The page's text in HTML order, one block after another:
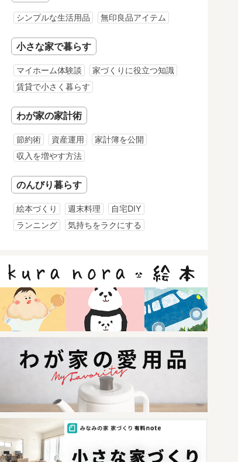
シンプルな生活用品 無印良品アイテム
小さな家で暮らす
マイホーム体験談
家づくりに役立つ知識
賃貸で小さく暮らす
わが家の家計術
節約術 資産運用
家計簿を公開
収入を増やす方法
のんびり暮らす
絵本づくり 週末料理
自宅DIY
ランニング
気持ちをラクにする